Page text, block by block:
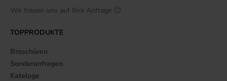
Wir freuen uns auf Ihre Anfrage 🙂
TOPPRODUKTE
Broschüren
Sonderanfragen
Kataloge